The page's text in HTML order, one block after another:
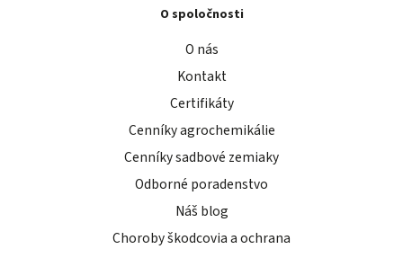
O spoločnosti
O nás
Kontakt
Certifikáty
Cenníky agrochemikálie
Cenníky sadbové zemiaky
Odborné poradenstvo
Náš blog
Choroby škodcovia a ochrana